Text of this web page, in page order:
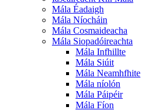
Mála Éadaigh
Mála Níocháin
Mála Cosmaideacha
Mála Siopadóireachta
Mála Infhillte
Mála Siúit
Mála Neamhfhite
Mála níolón
Mála Páipéir
Mála Fíon